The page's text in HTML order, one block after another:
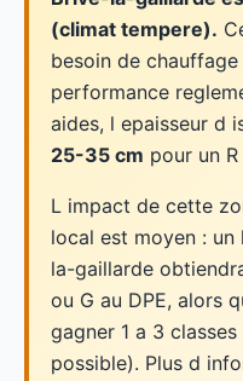
(climat tempere).
besoin de
performance
aides, l epaisseur d
25-35 cm pour un
L impact de cette
local est moyen :
la-gaillarde
ou G au DPE, alors
gagner 1 a 3
possible). Plus d